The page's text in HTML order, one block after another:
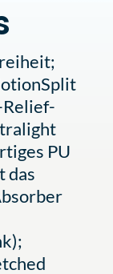
PU
das